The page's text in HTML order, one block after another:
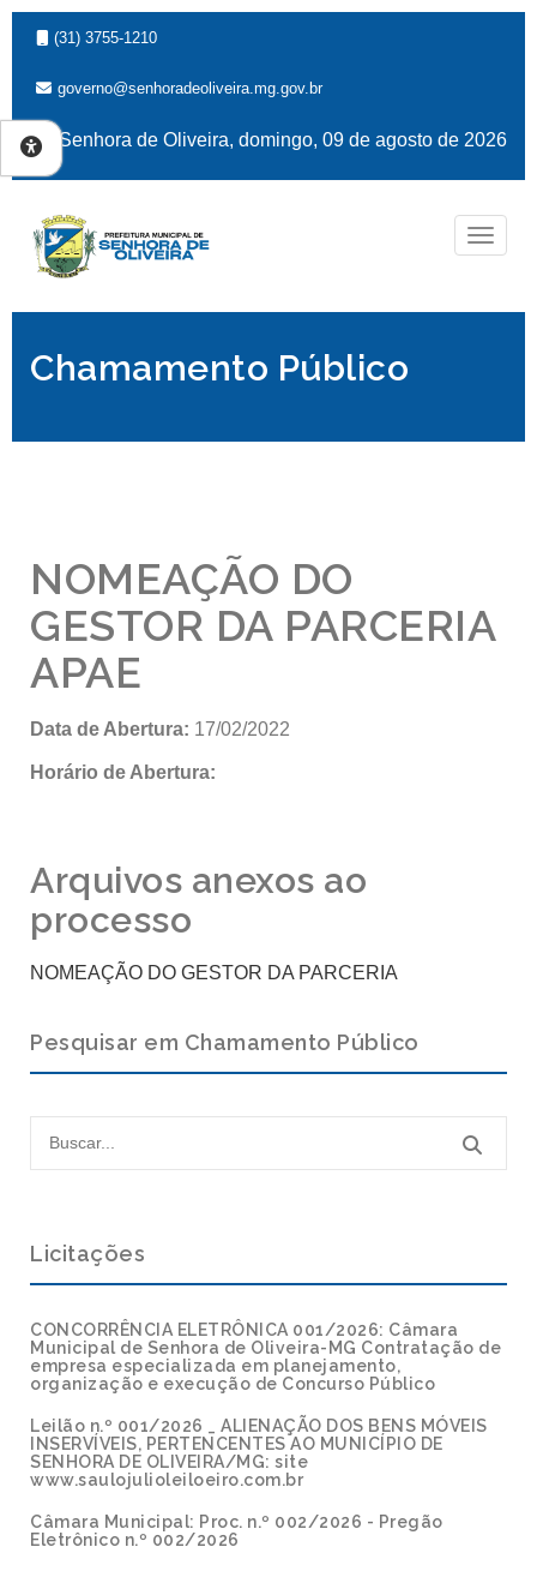
(31) 3755-1210
governo@senhoradeoliveira.mg.gov.br
Senhora de Oliveira, domingo, 09 de agosto de 2026
Chamamento Público
NOMEAÇÃO DO
GESTOR DA PARCERIA
APAE
Data de Abertura: 17/02/2022
Horário de Abertura:
Arquivos anexos ao
processo
NOMEAÇÃO DO GESTOR DA PARCERIA
Pesquisar em Chamamento Público
Licitações
CONCORRÊNCIA ELETRÔNICA 001/2026: Câmara
Municipal de Senhora de Oliveira-MG Contratação de
empresa especializada em planejamento,
organização e execução de Concurso Público
Leilão n.º 001/2026 _ ALIENAÇÃO DOS BENS MÓVEIS
INSERVÍVEIS, PERTENCENTES AO MUNICÍPIO DE
SENHORA DE OLIVEIRA/MG: site
www.saulojulioleiloeiro.com.br
Câmara Municipal: Proc. n.º 002/2026 - Pregão
Eletrônico n.º 002/2026